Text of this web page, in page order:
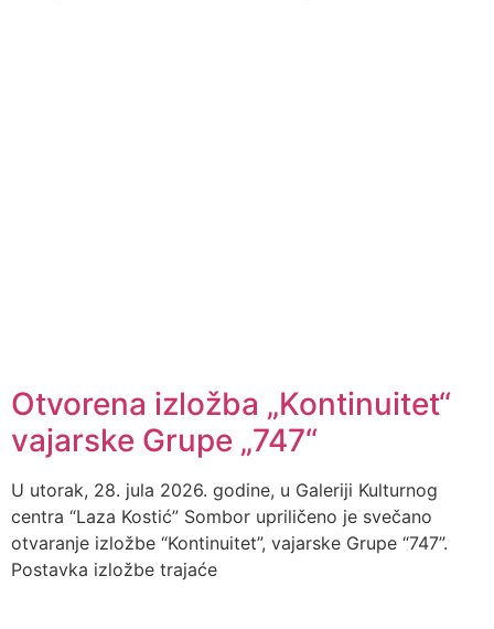
Otvorena izložba „Kontinuitet“
vajarske Grupe „747“
U utorak, 28. jula 2026. godine, u Galeriji Kulturnog
centra “Laza Kostić” Sombor upriličeno je svečano
otvaranje izložbe “Kontinuitet”, vajarske Grupe “747”.
Postavka izložbe trajaće